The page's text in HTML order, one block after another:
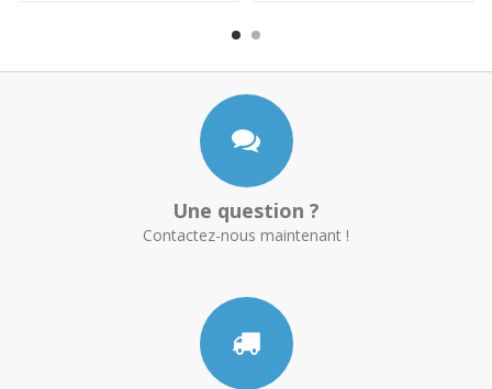
Une question ?
Contactez-nous maintenant !